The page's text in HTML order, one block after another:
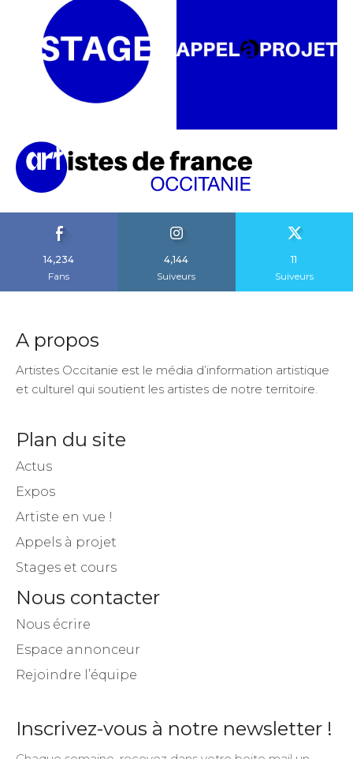
14,234
Fans
4,144
Suiveurs
11
Suiveurs
A propos
Artistes Occitanie est le média d’information artistique
et culturel qui soutient les artistes de notre territoire.
Plan du site
Actus
Expos
Artiste en vue !
Appels à projet
Stages et cours
Nous contacter
Nous écrire
Espace annonceur
Rejoindre l’équipe
Inscrivez-vous à notre newsletter !